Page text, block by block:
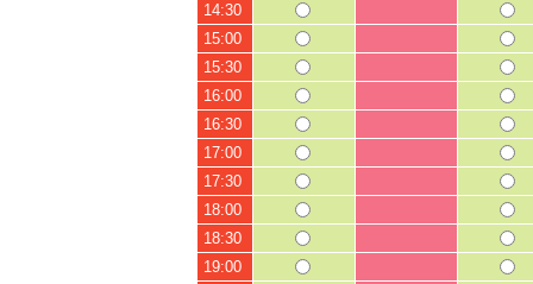
14:30
15:00
15:30
16:00
16:30
17:00
17:30
18:00
18:30
19:00